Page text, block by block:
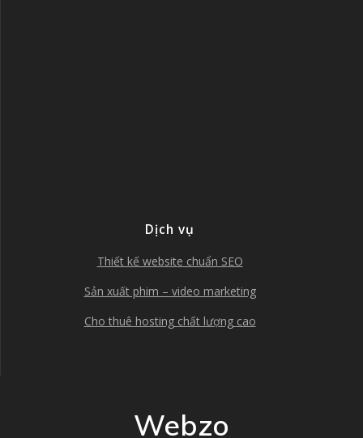
Dịch vụ
Thiết kế website chuẩn SEO
Sản xuất phim – video marketing
Cho thuê hosting chất lượng cao
Webzo